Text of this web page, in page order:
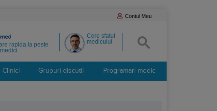
Contul Meu
Cere sfatul
medicului
rapida la peste
Clinici Grupuri discutii Programari medic